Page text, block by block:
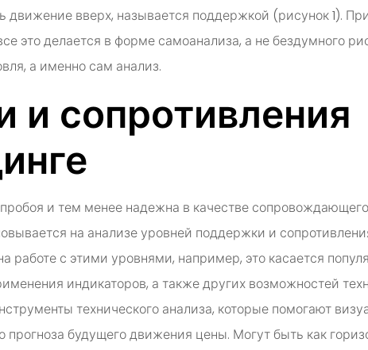
вверх, называется поддержкой (рисунок 1).
это делается в форме самоанализа, а не бездумного
а именно сам анализ.
и сопротивления
и тем менее надежна в качестве сопровождающего
на анализе уровней поддержки и
с этими уровнями, например, это касается
индикаторов, а также других возможностей
технического анализа, которые помогают
будущего движения цены. Могут быть как